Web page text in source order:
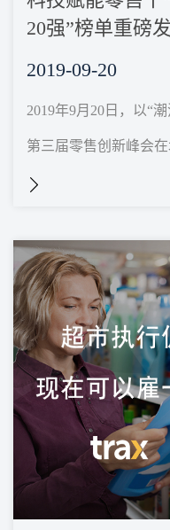
20强”榜单重磅
2019-09-20
2019年9月20日，以“
第三届零售创新峰会在